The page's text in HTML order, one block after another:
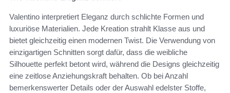
Valentino interpretiert Eleganz durch schlichte Formen und
luxuriöse Materialien. Jede Kreation strahlt Klasse aus und
bietet gleichzeitig einen modernen Twist. Die Verwendung von
einzigartigen Schnitten sorgt dafür, dass die weibliche
Silhouette perfekt betont wird, während die Designs gleichzeitig
eine zeitlose Anziehungskraft behalten. Ob bei Anzahl
bemerkenswerter Details oder der Auswahl edelster Stoffe,